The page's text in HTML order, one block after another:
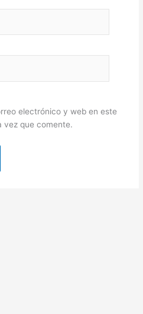
electrónico y web en este
vez que comente.